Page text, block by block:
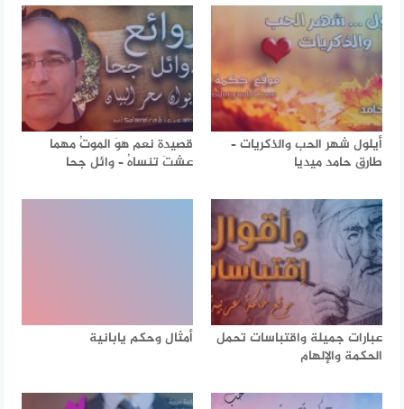
أيلول شهر الحب والذكريات –
طارق حامد ميديا
قصيدة نعم هوَ الموتُ مهما
عشتَ تنساهُ – وائل جحا
عبارات جميلة واقتباسات تحمل
الحكمة والإلهام
أمثال وحكم يابانية